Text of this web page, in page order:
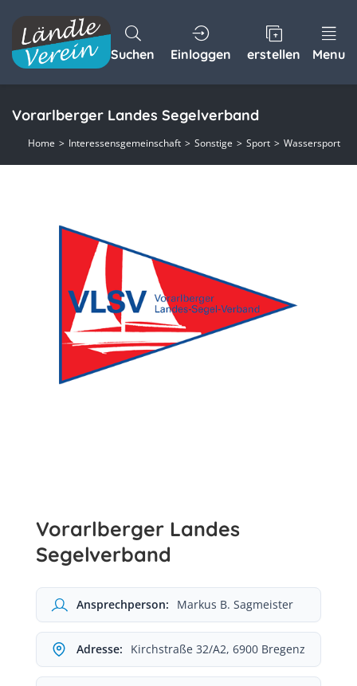
Suchen Einloggen erstellen Menu
Vorarlberger Landes Segelverband
Home Interessensgemeinschaft Sonstige Sport Wassersport
Vorarlberger Landes
Segelverband
Ansprechperson: Markus B. Sagmeister
Adresse: Kirchstraße 32/A2, 6900 Bregenz